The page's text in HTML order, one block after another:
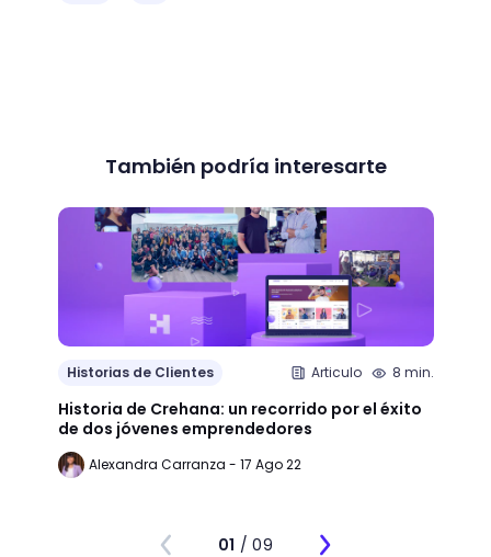
También podría interesarte
Historias de Clientes Articulo 8 min.
Historia de Crehana: un recorrido por el éxito
de dos jóvenes emprendedores
Alexandra Carranza - 17 Ago 22
01 / 09